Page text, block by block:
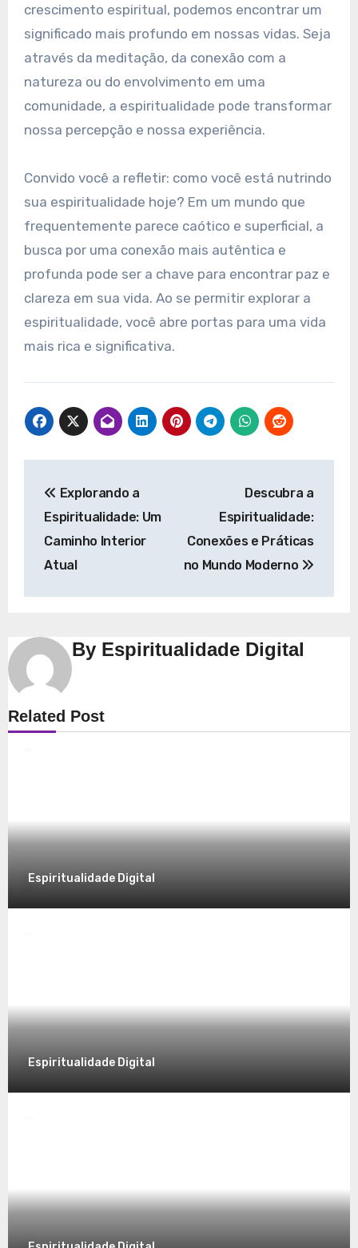
crescimento espiritual, podemos encontrar um
significado mais profundo em nossas vidas. Seja
através da meditação, da conexão com a
natureza ou do envolvimento em uma
comunidade, a espiritualidade pode transformar
nossa percepção e nossa experiência.
Convido você a refletir: como você está nutrindo
sua espiritualidade hoje? Em um mundo que
frequentemente parece caótico e superficial, a
busca por uma conexão mais autêntica e
profunda pode ser a chave para encontrar paz e
clareza em sua vida. Ao se permitir explorar a
espiritualidade, você abre portas para uma vida
mais rica e significativa.
de
Post
Explorando a
Espiritualidade: Um
Caminho Interior
Atual
Descubra a
Espiritualidade:
Conexões e Práticas
no Mundo Moderno
By Espiritualidade Digital
Related Post
Espiritualidade
Explorando a Espiritualidade: Conexão e
Espiritualidade Digital
Espiritualidade Digital